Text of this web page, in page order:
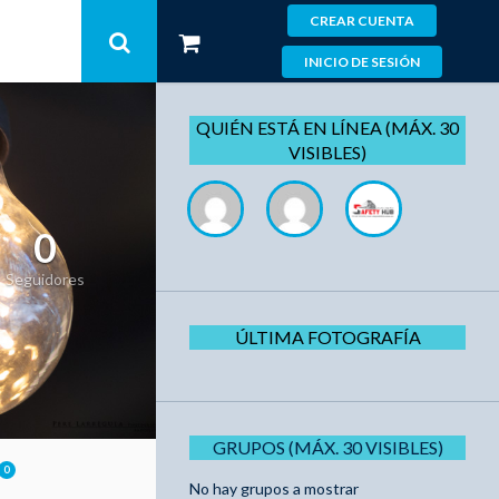
CREAR CUENTA
INICIO DE SESIÓN
0
Seguidores
0
QUIÉN ESTÁ EN LÍNEA (MÁX. 30
VISIBLES)
ÚLTIMA FOTOGRAFÍA
GRUPOS (MÁX. 30 VISIBLES)
No hay grupos a mostrar